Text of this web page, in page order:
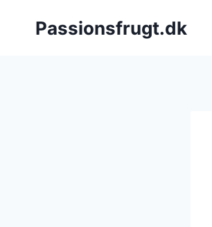
Passionsfrugt.dk